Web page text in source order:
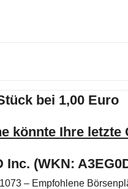
bei 1,00 Euro
könnte Ihre letzte
Inc. (WKN:
– Empfohlene